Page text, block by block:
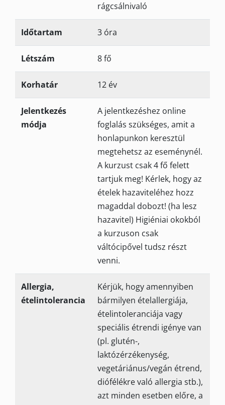
rágcsálnivaló
Időtartam 3 óra
Létszám 8 fő
Korhatár 12 év
Jelentkezés
módja
A jelentkezéshez online
foglalás szükséges, amit a
honlapunkon keresztül
megtehetsz az eseménynél.
A kurzust csak 4 fő felett
tartjuk meg! Kérlek, hogy az
ételek hazaviteléhez hozz
magaddal dobozt! (ha lesz
hazavitel) Higiéniai okokból
a kurzuson csak
váltócipővel tudsz részt
venni.
Allergia,
ételintolerancia
Kérjük, hogy amennyiben
bármilyen ételallergiája,
ételintoleranciája vagy
speciális étrendi igénye van
(pl. glutén-,
laktózérzékenység,
vegetáriánus/vegán étrend,
diófélékre való allergia stb.),
azt minden esetben előre, a